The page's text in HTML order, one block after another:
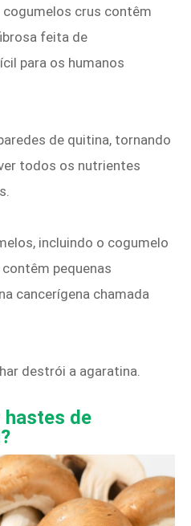
crus contêm
feita de
para os humanos
de quitina, tornando
todos os nutrientes
incluindo o cogumelo
pequenas
cancerígena chamada
destrói a agaratina.
hastes de